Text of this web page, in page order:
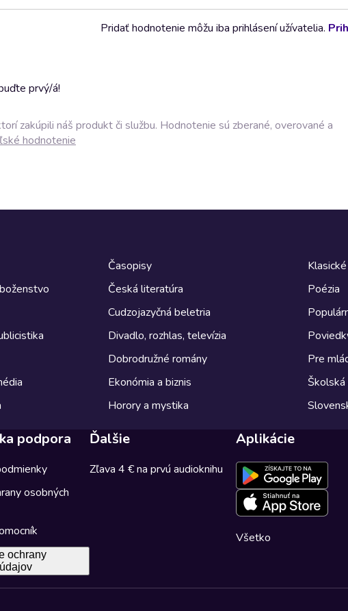
prvý/á!
Pridať hodnotenie môžu iba prihlásení užívatelia.
zakúpili náš produkt či službu. Hodnotenie sú zberané, overované a
hodnotenie
Časopisy
Česká literatúra
Cudzojazyčná beletria
Divadlo, rozhlas, televízia
Dobrodružné romány
Ekonómia a biznis
Horory a mystika
Poézia
Pre
Školská
podpora
osobných
ochrany
Ďalšie
Zľava 4 € na prvú audioknihu
Aplikácie
Všetko